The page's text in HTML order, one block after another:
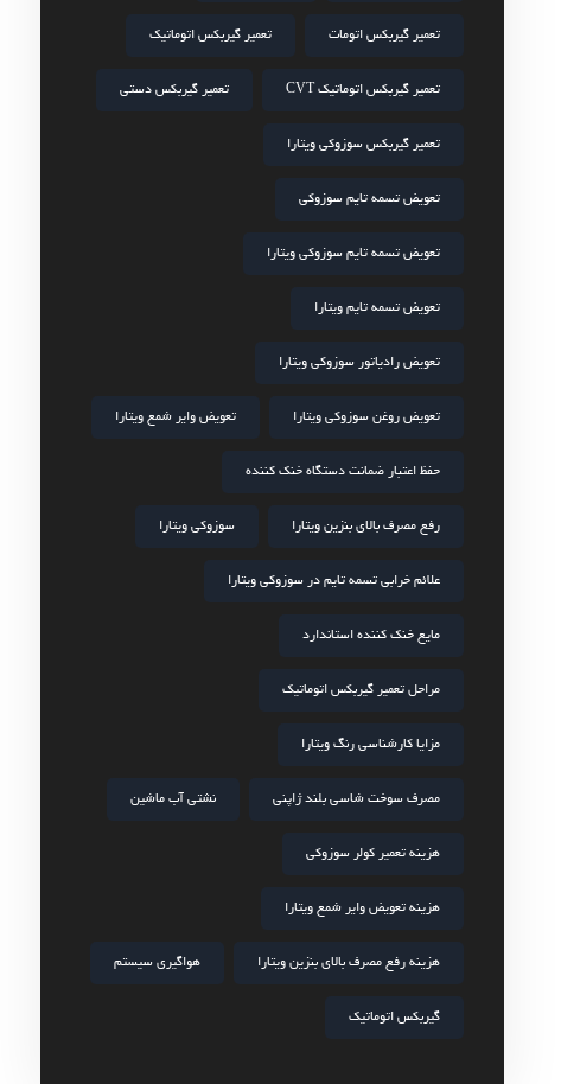
تعمیر گیربکس اتومات تعمیر گیربکس اتوماتیک
تعمیر گیربکس اتوماتیک CVT تعمیر گیربکس دستی
تعمیر گیربکس سوزوکی ویتارا
تعویض تسمه تایم سوزوکی
تعویض تسمه تایم سوزوکی ویتارا
تعویض تسمه تایم ویتارا
تعویض رادیاتور سوزوکی ویتارا
تعویض روغن سوزوکی ویتارا تعویض وایر شمع ویتارا
حفظ اعتبار ضمانت دستگاه خنک کننده
رفع مصرف بالای بنزین ویتارا سوزوکی ویتارا
علائم خرابی تسمه تایم در سوزوکی ویتارا
مایع خنک کننده استاندارد
مراحل تعمیر گیربکس اتوماتیک
مزایا کارشناسی رنگ ویتارا
مصرف سوخت شاسی بلند ژاپنی نشتی آب ماشین
هزینه تعمیر کولر سوزوکی
هزینه تعویض وایر شمع ویتارا
هزینه رفع مصرف بالای بنزین ویتارا هواگیری سیستم
گیربکس اتوماتیک